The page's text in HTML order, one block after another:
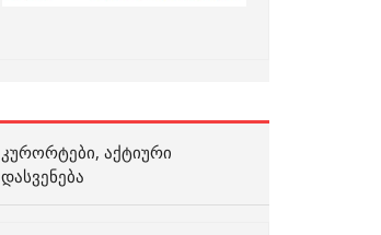
ᲙᲣᲠᲝᲠᲢᲔᲑᲘ, ᲐᲥᲢᲘᲣᲠᲘ
ᲓᲐᲡᲕᲔᲜᲔᲑᲐ